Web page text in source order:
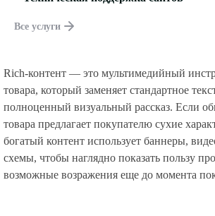
Все услуги
Rich-контент — это мультимедийный
товара, который заменяет стандартное
полноценный визуальный рассказ. Если
товара предлагает покупателю сухие
богатый контент использует баннеры,
схемы, чтобы наглядно показать пользу
возможные возражения еще до момента